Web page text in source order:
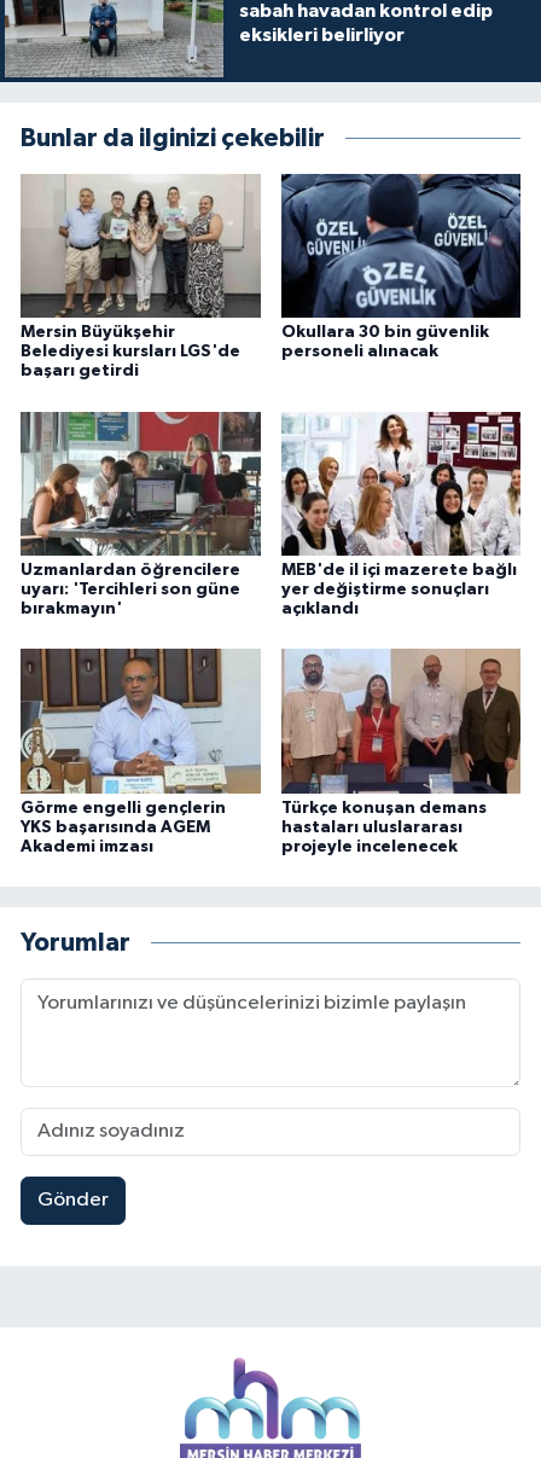
sabah havadan kontrol edip
eksikleri belirliyor
Bunlar da ilginizi çekebilir
Mersin Büyükşehir
Belediyesi kursları LGS'de
başarı getirdi
Okullara 30 bin güvenlik
personeli alınacak
Uzmanlardan öğrencilere
uyarı: 'Tercihleri son güne
bırakmayın'
MEB'de il içi mazerete bağlı
yer değiştirme sonuçları
açıklandı
Görme engelli gençlerin
YKS başarısında AGEM
Akademi imzası
Türkçe konuşan demans
hastaları uluslararası
projeyle incelenecek
Yorumlar
Gönder